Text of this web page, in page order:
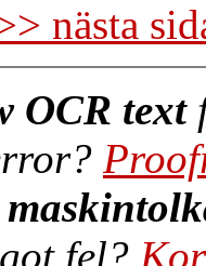
nästa
OCR text
fel?